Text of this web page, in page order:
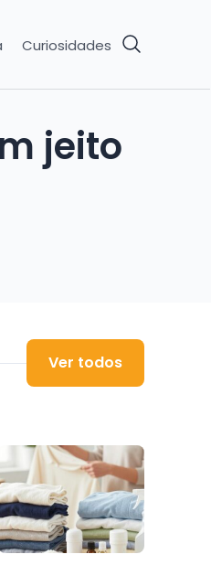
Curiosidades
jeito
Ver todos